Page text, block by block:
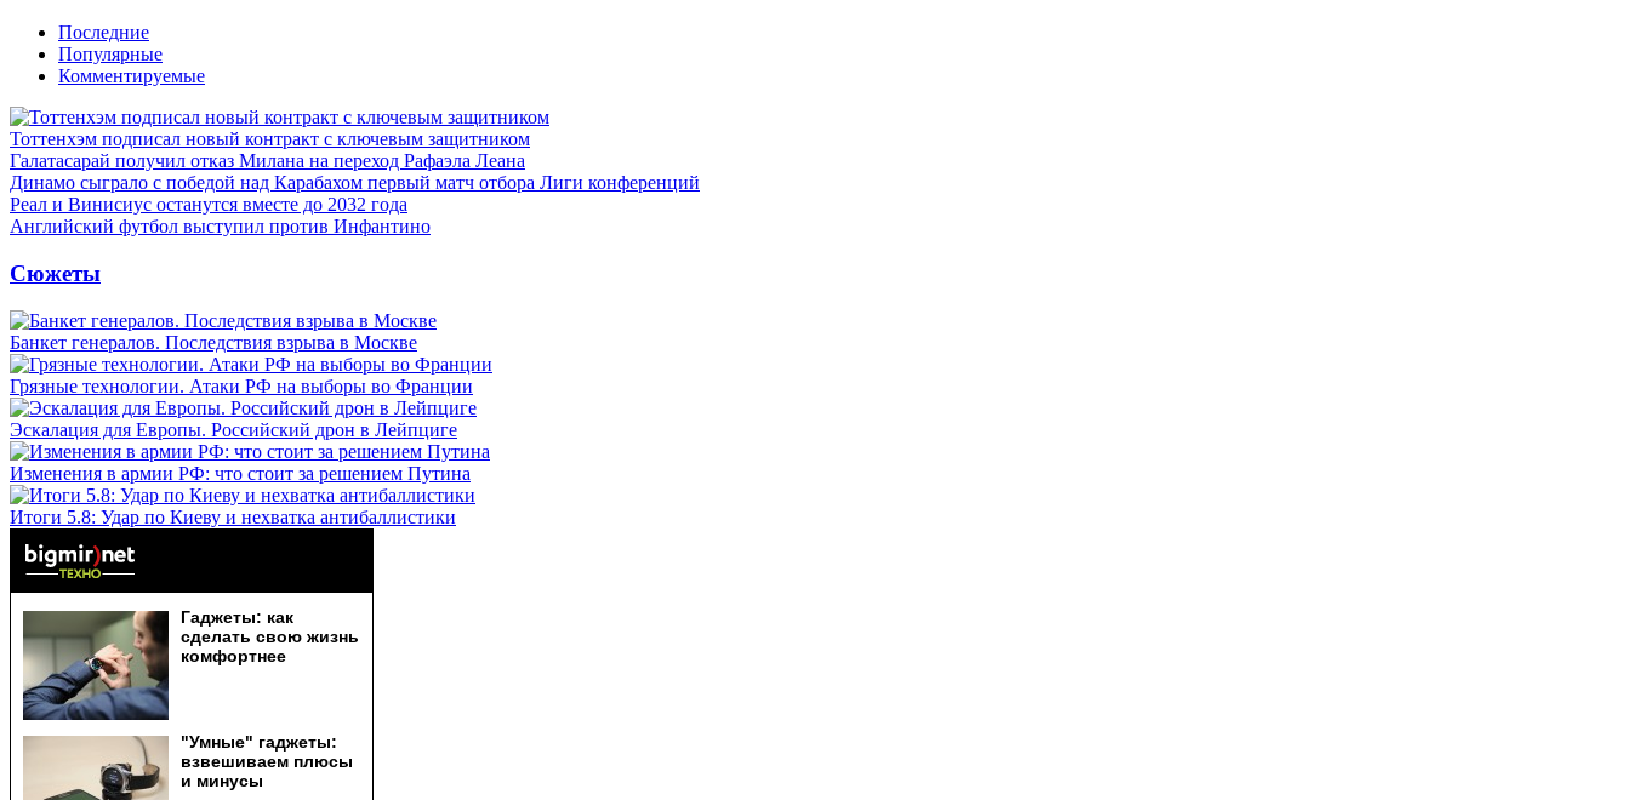
Последние
Популярные
Комментируемые
Тоттенхэм подписал новый контракт с ключевым защитником
Галатасарай получил отказ Милана на переход Рафаэла Леана
Динамо сыграло с победой над Карабахом первый матч отбора Лиги конференций
Реал и Винисиус останутся вместе до 2032 года
Английский футбол выступил против Инфантино
Сюжеты
Банкет генералов. Последствия взрыва в Москве
Грязные технологии. Атаки РФ на выборы во Франции
Эскалация для Европы. Российский дрон в Лейпциге
Изменения в армии РФ: что стоит за решением Путина
Итоги 5.8: Удар по Киеву и нехватка антибаллистики